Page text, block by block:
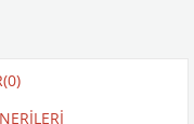
(0)